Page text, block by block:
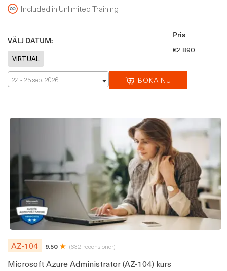
Included in Unlimited Training
VÄLJ DATUM:
22 - 25 sep. 2026 BOKA NU
Pris
€2 890
AZ-104 9.50 (632 recensioner)
Microsoft Azure Administrator (AZ-104) kurs